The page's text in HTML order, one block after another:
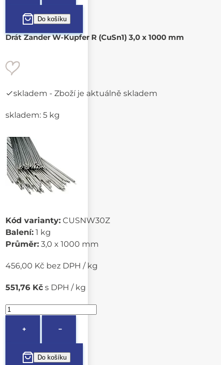
Drát Zander W-Kupfer R (CuSn1) 3,0 x 1000 mm
skladem - Zboží je aktuálně skladem
skladem: 5 kg
Kód varianty: CUSNW30Z
Balení: 1 kg
Průměr: 3,0 x 1000 mm
456,00 Kč bez DPH / kg
551,76 Kč s DPH / kg
+ −